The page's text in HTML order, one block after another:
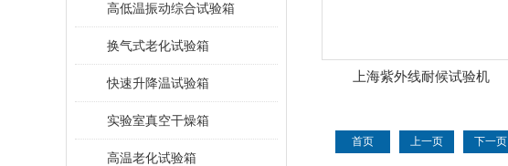
高低温振动综合试验箱
换气式老化试验箱
快速升降温试验箱
实验室真空干燥箱
高温老化试验箱
上海紫外线耐候试验机
首页 上一页 下一页